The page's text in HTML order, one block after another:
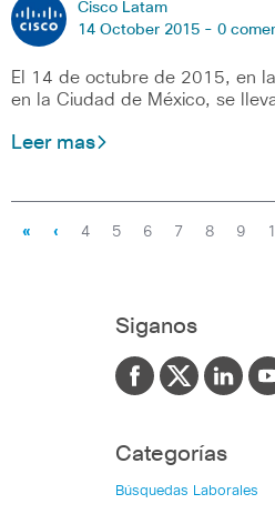
Cisco Latam
14 October 2015 - 0
El 14 de octubre de 2015, en
en la Ciudad de México, se
Leer mas
« ‹ 4 5 6 7 8 9
Siganos
Categorías
Búsquedas Laborales